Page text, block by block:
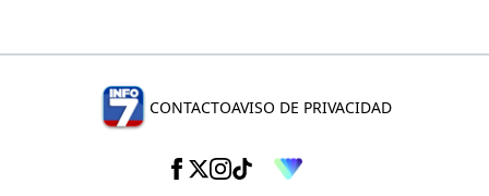
CONTACTOAVISO DE PRIVACIDAD